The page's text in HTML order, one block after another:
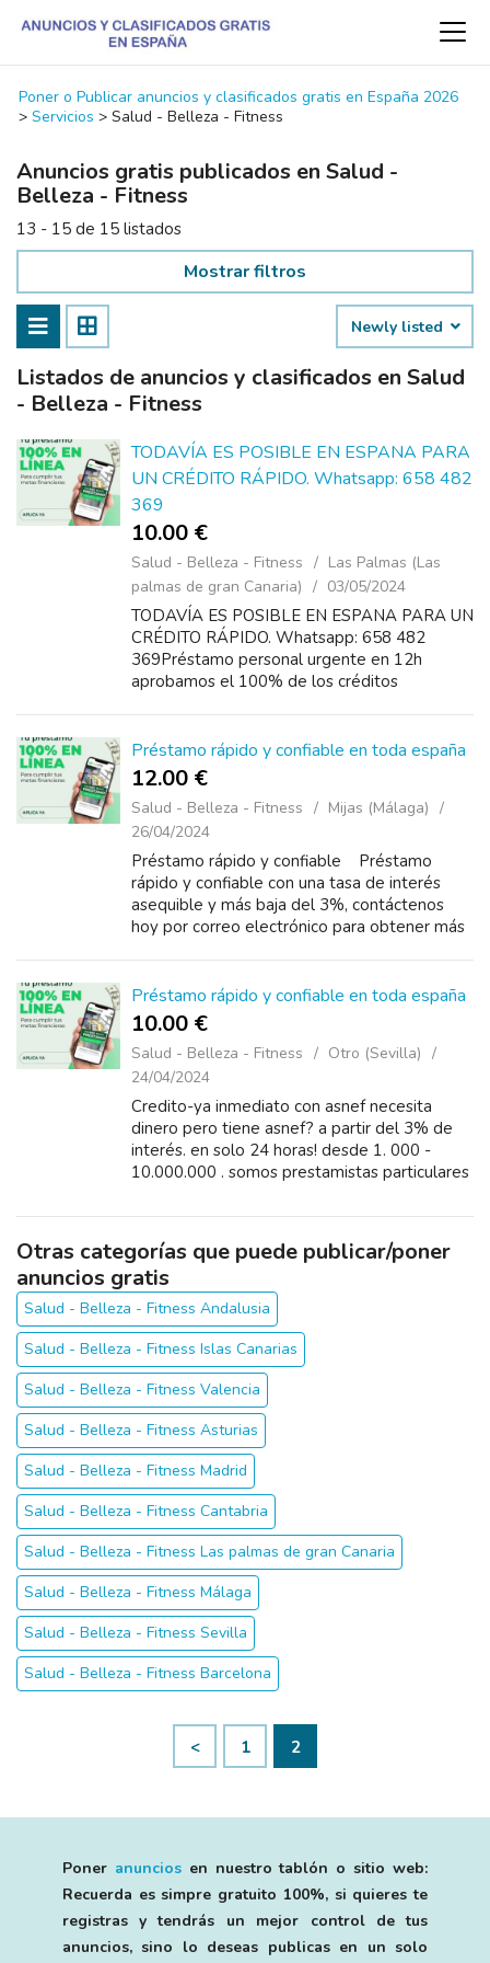
Poner o Publicar anuncios y clasificados gratis en España 2026
> Servicios > Salud - Belleza - Fitness
Anuncios gratis publicados en Salud -
Belleza - Fitness
13 - 15 de 15 listados
Mostrar filtros
Newly listed
Listados de anuncios y clasificados en Salud
- Belleza - Fitness
TODAVÍA ES POSIBLE EN ESPANA PARA
UN CRÉDITO RÁPIDO. Whatsapp: 658 482
369
10.00 €
Salud - Belleza - Fitness
Las Palmas (Las
palmas de gran Canaria)
03/05/2024
TODAVÍA ES POSIBLE EN ESPANA PARA UN
CRÉDITO RÁPIDO. Whatsapp: 658 482
369Préstamo personal urgente en 12h
aprobamos el 100% de los créditos
Préstamo rápido y confiable en toda españa
12.00 €
Salud - Belleza - Fitness
Mijas (Málaga)
26/04/2024
Préstamo rápido y confiable Préstamo
rápido y confiable con una tasa de interés
asequible y más baja del 3%, contáctenos
hoy por correo electrónico para obtener más
Préstamo rápido y confiable en toda españa
10.00 €
Salud - Belleza - Fitness
Otro (Sevilla)
24/04/2024
Credito-ya inmediato con asnef necesita
dinero pero tiene asnef? a partir del 3% de
interés. en solo 24 horas! desde 1. 000 -
10.000.000 . somos prestamistas particulares
personales con asnef, ráp...
Otras categorías que puede publicar/poner
anuncios gratis
Salud - Belleza - Fitness Andalusia
Salud - Belleza - Fitness Islas Canarias
Salud - Belleza - Fitness Valencia
Salud - Belleza - Fitness Asturias
Salud - Belleza - Fitness Madrid
Salud - Belleza - Fitness Cantabria
Salud - Belleza - Fitness Las palmas de gran Canaria
Salud - Belleza - Fitness Málaga
Salud - Belleza - Fitness Sevilla
Salud - Belleza - Fitness Barcelona
< 1 2
Poner anunciosen nuestro tablón o sitio web:
Recuerda es simpre gratuito 100%, si quieres te
registras y tendrás un mejor control de tus
anuncios, sino lo deseas publicas en un solo